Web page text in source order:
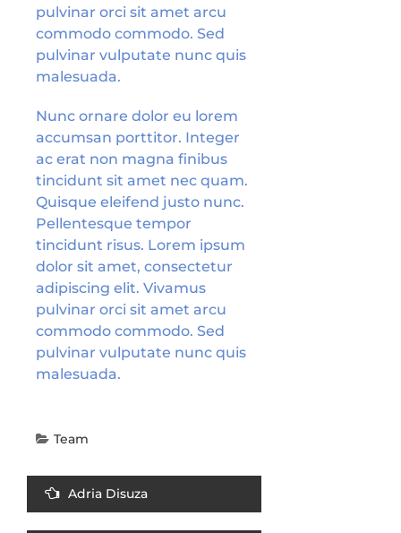
pulvinar orci sit amet arcu
commodo commodo. Sed
pulvinar vulputate nunc quis
malesuada.
Nunc ornare dolor eu lorem
accumsan porttitor. Integer
ac erat non magna finibus
tincidunt sit amet nec quam.
Quisque eleifend justo nunc.
Pellentesque tempor
tincidunt risus. Lorem ipsum
dolor sit amet, consectetur
adipiscing elit. Vivamus
pulvinar orci sit amet arcu
commodo commodo. Sed
pulvinar vulputate nunc quis
malesuada.
Team
Adria Disuza